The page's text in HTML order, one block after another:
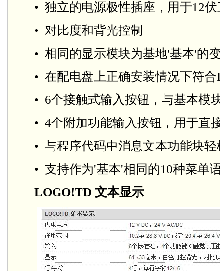
• 独立的电源极性插座，用于12伏
• 对比度和背光控制
• 相同的显示模块为基地'基本'的变
• 在配电盘上正确安装情况下符合
• 6个接触式输入按钮，与基本模
• 4个附加功能输入按钮，用于直
• 与程序代码中消息文本功能块轻
• 支持作为'基本'相同的10种菜单
LOGO!TD 文本显示